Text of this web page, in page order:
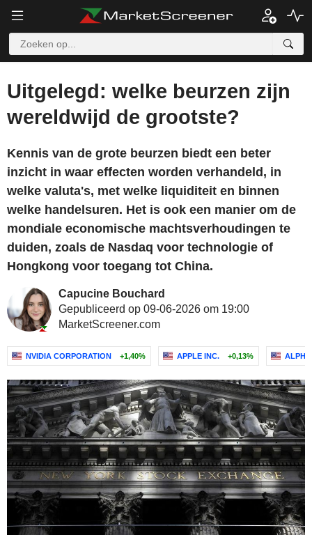
Uitgelegd: welke beurzen zijn
wereldwijd de grootste?
Kennis van de grote beurzen biedt een beter
inzicht in waar effecten worden verhandeld, in
welke valuta's, met welke liquiditeit en binnen
welke handelsuren. Het is ook een manier om de
mondiale economische machtsverhoudingen te
duiden, zoals de Nasdaq voor technologie of
Hongkong voor toegang tot China.
Capucine Bouchard
Gepubliceerd op 09-06-2026 om 19:00
MarketScreener.com
NVIDIA CORPORATION +1,40% APPLE INC. +0,13%